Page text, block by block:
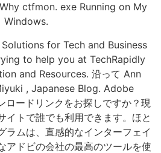
ctfmon. exe Running on My
Windows.
for Tech and Business
to help you at TechRapidly
and Resources. 沿って Ann
, Japanese Blog. Adobe
ードリンクをお探しですか？現
イトで誰でも利用できます。ほと
ラムは、直感的なインターフェイ
アドビの会社の最高のツールを使